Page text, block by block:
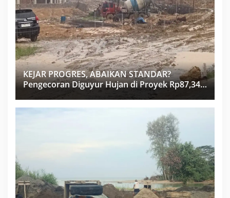
KEJAR PROGRES, ABAIKAN STANDAR?
Pengecoran Diguyur Hujan di Proyek Rp87,34
Miliar Sukma Nias, Konsultan, Pengawas dan
PPK Bungkam